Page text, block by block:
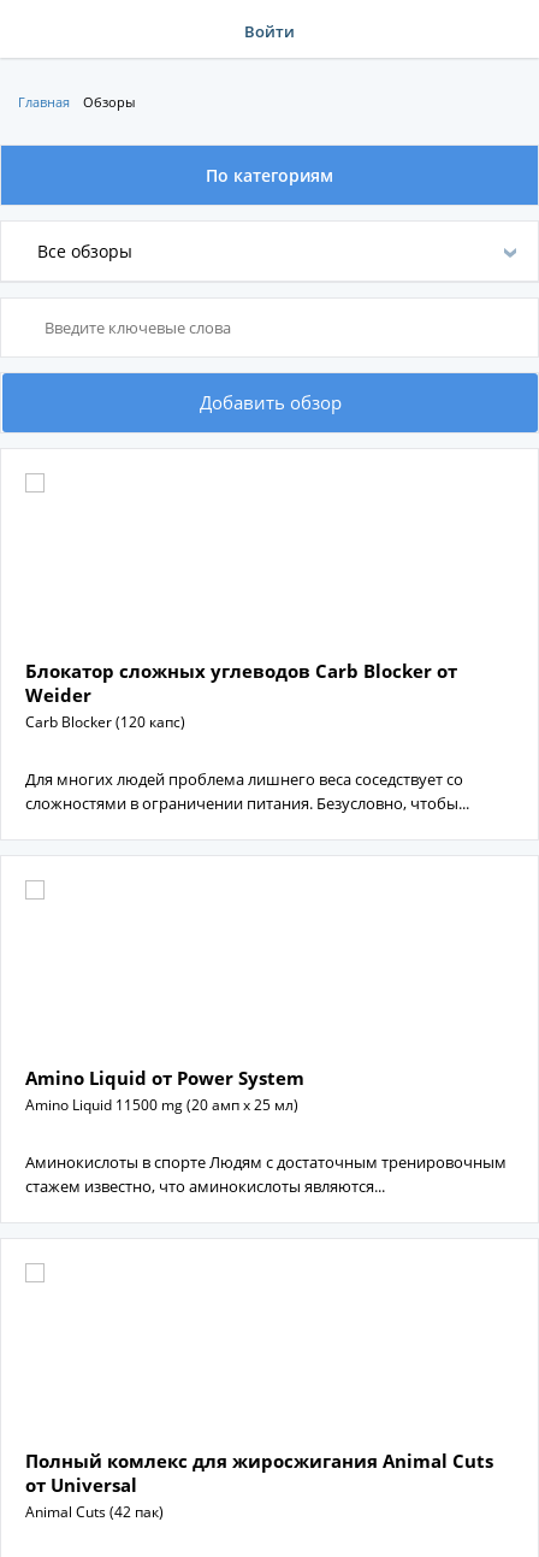
Войти
Главная Обзоры
По категориям
По производителям
Все обзоры
Добавить обзор
Блокатор сложных углеводов Carb Blocker от
Weider
Carb Blocker (120 капс)
Для многих людей проблема лишнего веса соседствует со
сложностями в ограничении питания. Безусловно, чтобы...
Amino Liquid от Power System
Amino Liquid 11500 mg (20 амп х 25 мл)
Аминокислоты в спорте Людям с достаточным тренировочным
стажем известно, что аминокислоты являются...
Полный комлекс для жиросжигания Animal Cuts
от Universal
Animal Cuts (42 пак)